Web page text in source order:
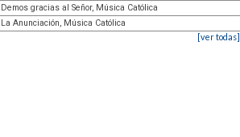
Demos gracias al Señor, Música Católica
La Anunciación, Música Católica
[ver todas]